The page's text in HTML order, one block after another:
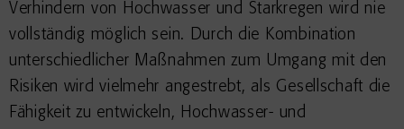
Verhindern von Hochwasser und Starkregen wird nie
vollständig möglich sein. Durch die Kombination
unterschiedlicher Maßnahmen zum Umgang mit den
Risiken wird vielmehr angestrebt, als Gesellschaft die
Fähigkeit zu entwickeln, Hochwasser- und